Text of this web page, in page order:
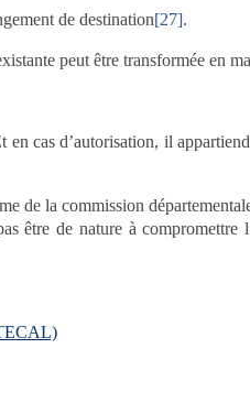
de destination[27].
peut être transformée en
cas d’autorisation, il
de la commission
être de nature à compromettre